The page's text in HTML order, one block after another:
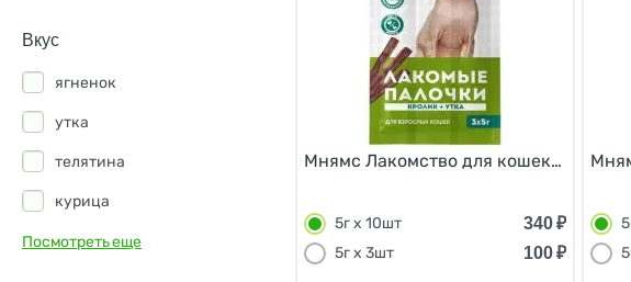
Альпийские Луга
Деревенские лакомства
Киоко
Мнямс
Родные корма
Вкус
ягненок
утка
телятина
курица
кролик
Посмотреть еще
Мнямс Лакомство для кошек Лакомые
5г х 10шт 340 ₽
5г х 3шт
100 ₽